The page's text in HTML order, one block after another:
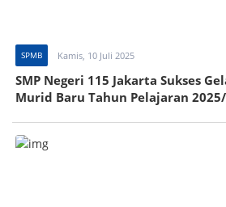
SPMB Kamis, 10 Juli 2025
SMP Negeri 115 Jakarta Sukses
Murid Baru Tahun Pelajaran